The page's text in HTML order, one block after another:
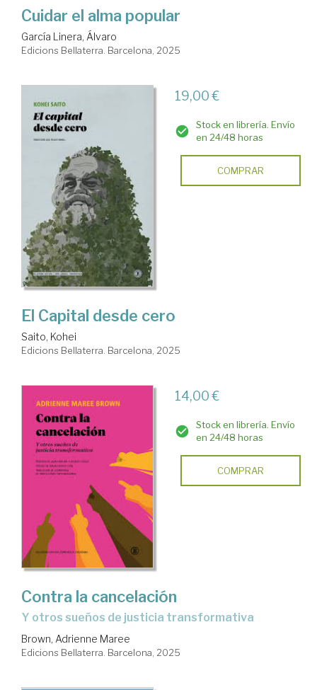
Cuidar el alma popular
García Linera, Álvaro
Edicions Bellaterra. Barcelona, 2025
19,00 €
Stock en librería. Envío
en 24/48 horas
COMPRAR
El Capital desde cero
Saito, Kohei
Edicions Bellaterra. Barcelona, 2025
14,00 €
Stock en librería. Envío
en 24/48 horas
COMPRAR
Contra la cancelación
Y otros sueños de justicia transformativa
Brown, Adrienne Maree
Edicions Bellaterra. Barcelona, 2025